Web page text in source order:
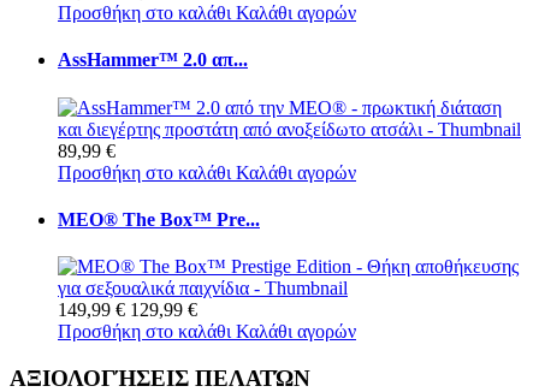
Προσθήκη στο καλάθι Καλάθι αγορών
AssHammer™ 2.0 απ...
89,99 €
Προσθήκη στο καλάθι Καλάθι αγορών
MEO® The Box™ Pre...
149,99 € 129,99 €
Προσθήκη στο καλάθι Καλάθι αγορών
ΑΞΙΟΛΟΓΉΣΕΙΣ ΠΕΛΑΤΏΝ